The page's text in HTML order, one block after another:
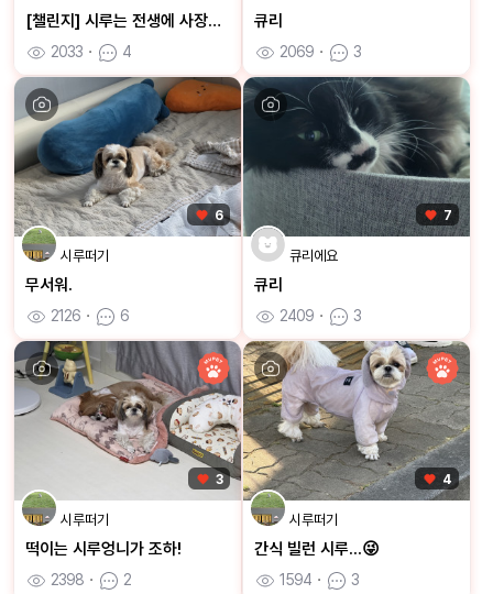
[챌린지] 시루는 전생에 사장님이 아니였을까 합니다😂
2033 ㆍ 4
큐리
2069 ㆍ 3
6
시루떠기
무서워.
2126 ㆍ 6
7
큐리에요
큐리
2409 ㆍ 3
3
시루떠기
떡이는 시루엉니가 조하!
2398 ㆍ 2
4
시루떠기
간식 빌런 시루...😜
1594 ㆍ 3